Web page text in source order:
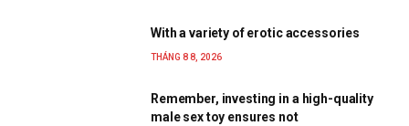
With a variety of erotic accessories
THÁNG 8 8, 2026
Remember, investing in a high-quality
male sex toy ensures not